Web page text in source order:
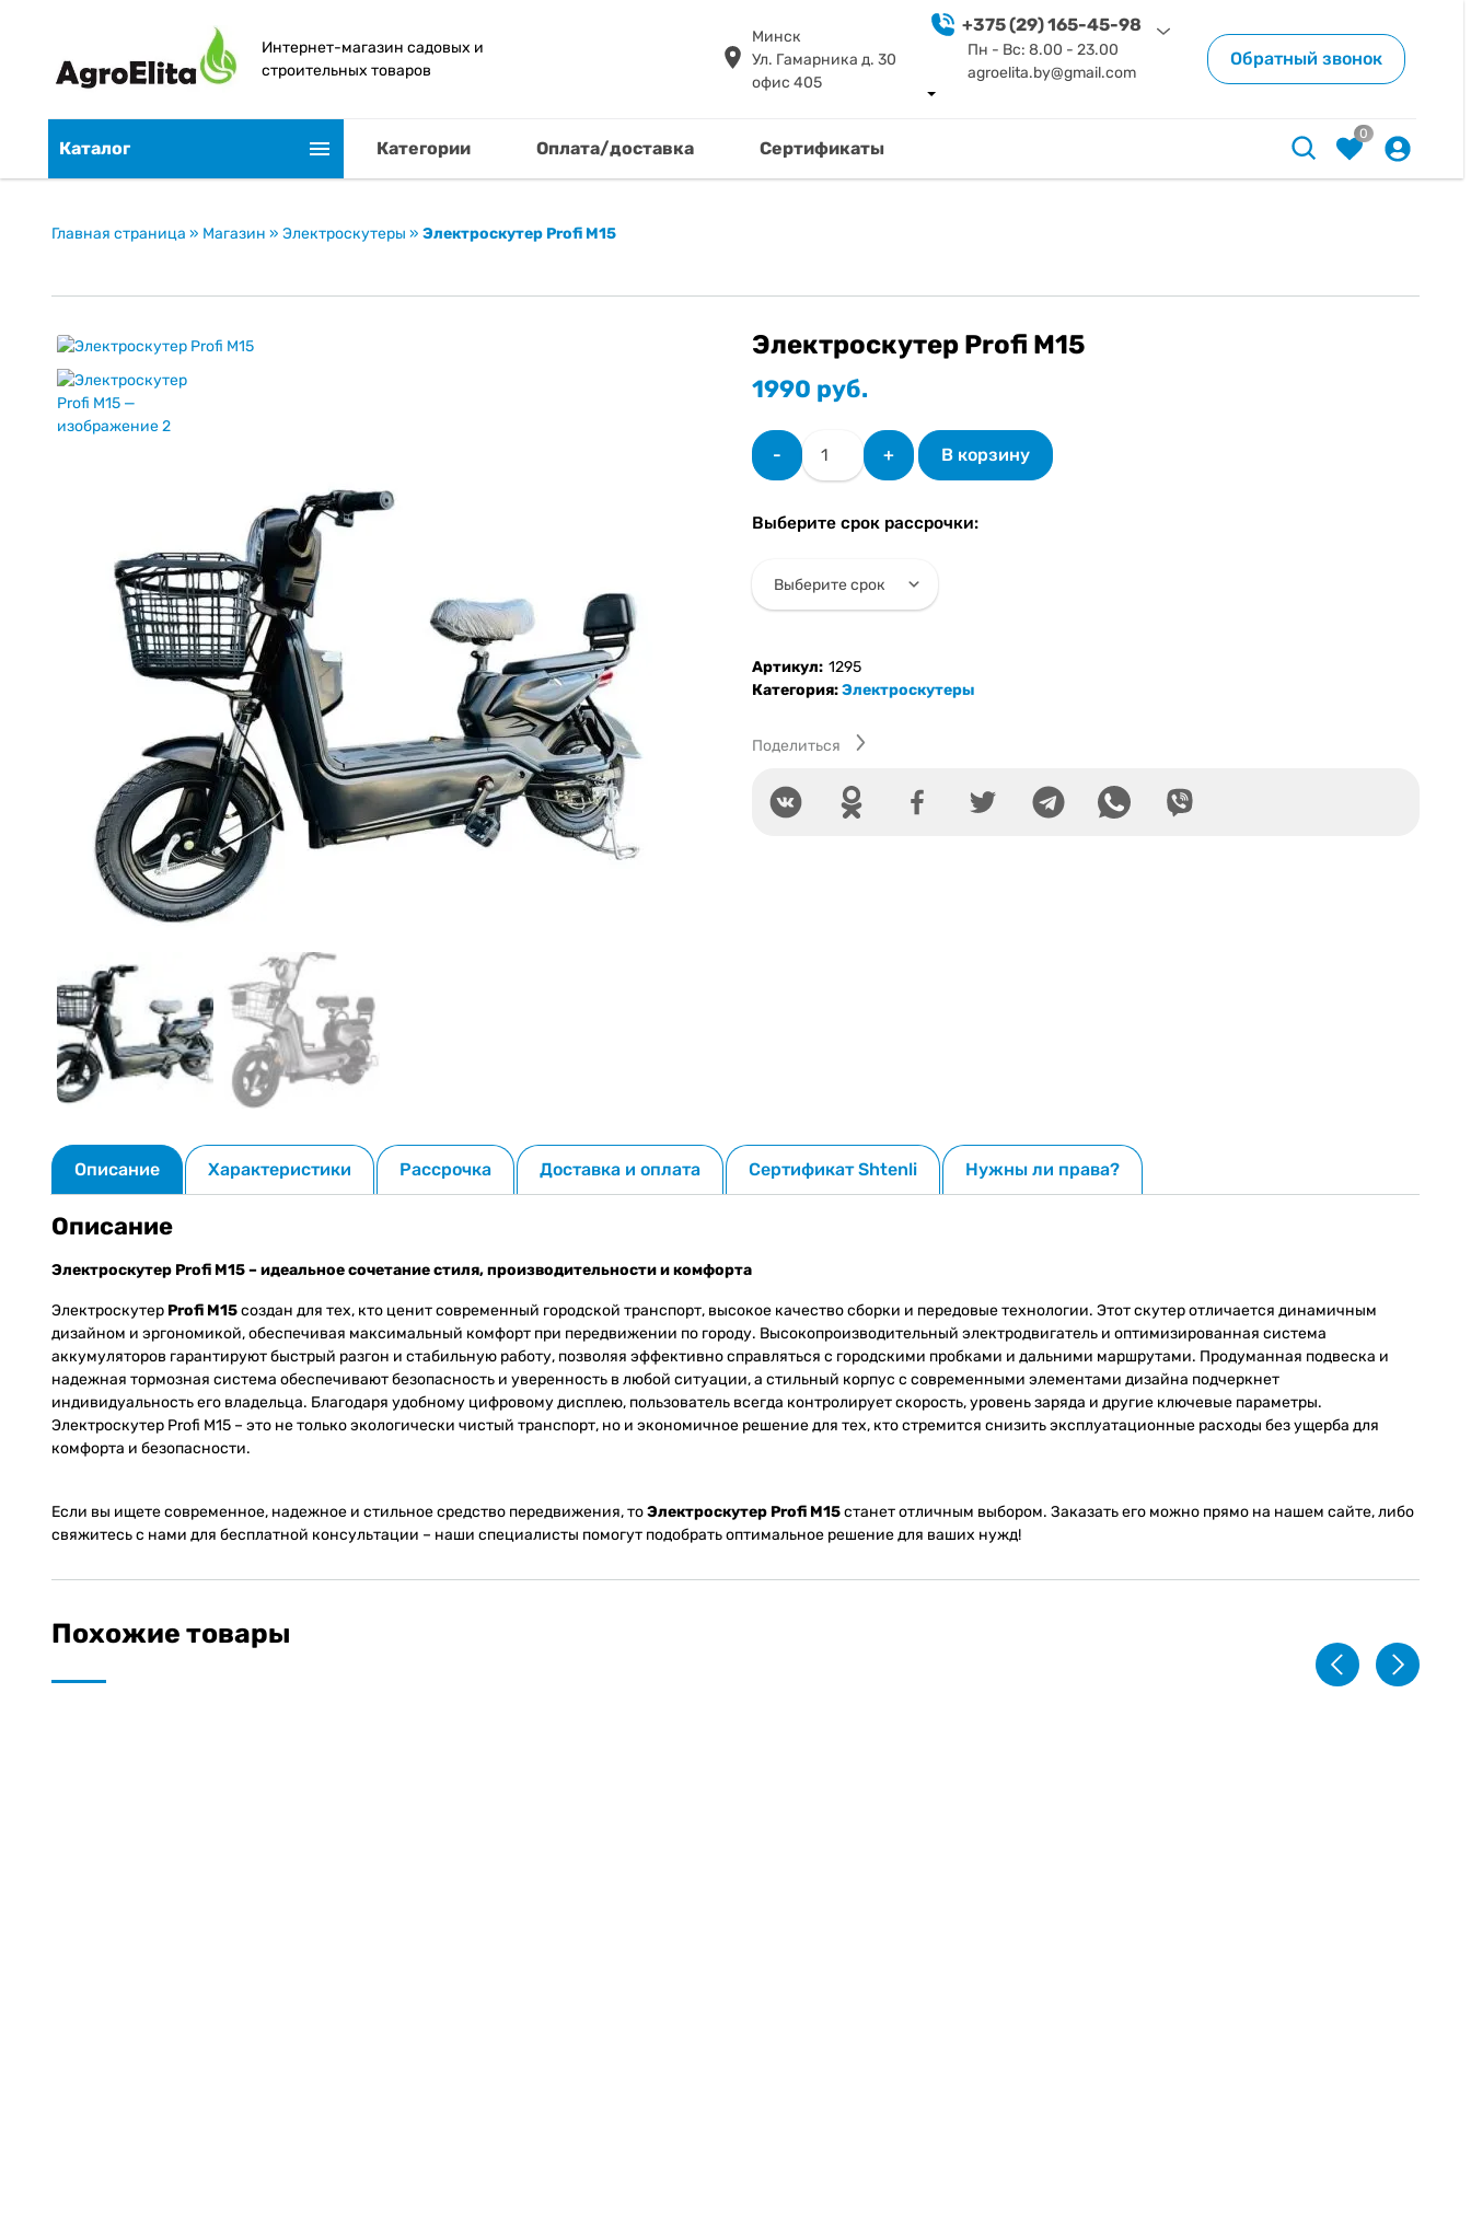
Интернет-магазин садовых и
строительных товаров
Минск
Ул. Гамарника д. 30
офис 405
+375 (29) 165-45-98
Пн - Вс: 8.00 - 23.00
agroelita.by@gmail.com
Обратный звонок
Каталог Категории Оплата/доставка Сертификаты
0
Главная страница » Магазин » Электроскутеры » Электроскутер Profi M15
Электроскутер Profi M15
1990 руб.
-
Количество
товара
Profi
+ В корзину
Выберите срок рассрочки:
Артикул: 1295
Категория:Электроскутеры
Поделиться
Описание Характеристики Рассрочка Доставка и оплата Сертификат Shtenli Нужны ли права?
Описание
Электроскутер Profi M15 – идеальное сочетание стиля, производительности и комфорта
Электроскутер Profi M15создан для тех, кто ценит современный городской транспорт, высокое качество сборки и передовые технологии. Этот скутер отличается динамичным
дизайном и эргономикой, обеспечивая максимальный комфорт при передвижении по городу. Высокопроизводительный электродвигатель и оптимизированная система
аккумуляторов гарантируют быстрый разгон и стабильную работу, позволяя эффективно справляться с городскими пробками и дальними маршрутами. Продуманная подвеска и
надежная тормозная система обеспечивают безопасность и уверенность в любой ситуации, а стильный корпус с современными элементами дизайна подчеркнет
индивидуальность его владельца. Благодаря удобному цифровому дисплею, пользователь всегда контролирует скорость, уровень заряда и другие ключевые параметры.
Электроскутер Profi M15 – это не только экологически чистый транспорт, но и экономичное решение для тех, кто стремится снизить эксплуатационные расходы без ущерба для
комфорта и безопасности.
Если вы ищете современное, надежное и стильное средство передвижения, тоЭлектроскутер Profi M15станет отличным выбором. Заказать его можно прямо на нашем сайте, либо
свяжитесь с нами для бесплатной консультации – наши специалисты помогут подобрать оптимальное решение для ваших нужд!
Похожие товары